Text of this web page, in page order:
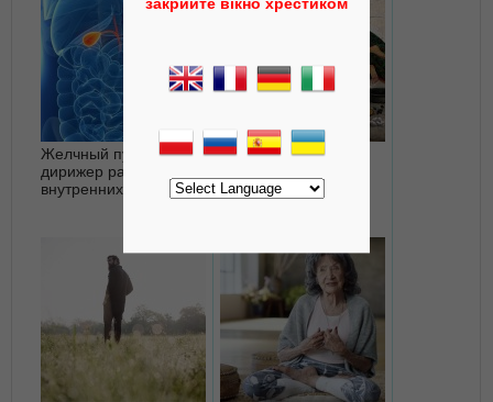
Желчный пузырь —
дирижер работы
внутренних органов
Крийя Кала - ранняя
заболеваний в